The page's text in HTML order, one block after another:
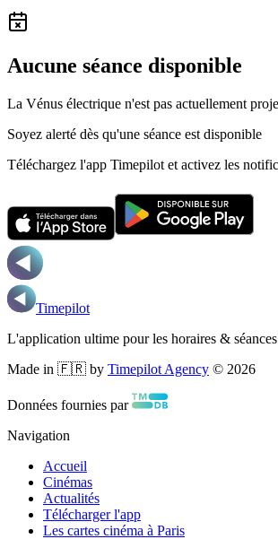
Aucune séance disponible
La Vénus électrique n'est pas actuellement
Soyez alerté dès qu'une séance est disponible
Téléchargez l'app Timepilot et activez les
Timepilot
L'application ultime pour les horaires &
Made in 🇫🇷 by Timepilot Agency © 2026
Données fournies par
Navigation
Accueil
Cinémas
Actualités
Télécharger l'app
Les cartes cinéma à Paris